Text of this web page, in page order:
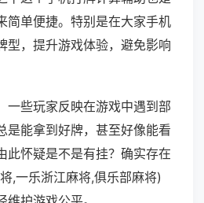
简单便捷。特别是在大家手机
型，提升游戏体验，避免影响
一些玩家反映在游戏中遇到部
是能拿到好牌，甚至好像能看
此怀疑是不是有挂？确实存在
,一乐浙江麻将,俱乐部麻将)